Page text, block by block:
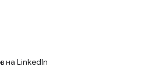
на LinkedIn